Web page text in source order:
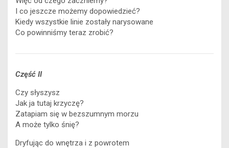
r
I co jeszcze możemy dopowiedzieć?
Kiedy wszystkie linie zostały narysowane
Co powinniśmy teraz zrobić?
Część II
Czy słyszysz
Jak ja tutaj krzyczę?
Zatapiam się w bezszumnym morzu
A może tylko śnię?
Dryfując do wnętrza i z powrotem